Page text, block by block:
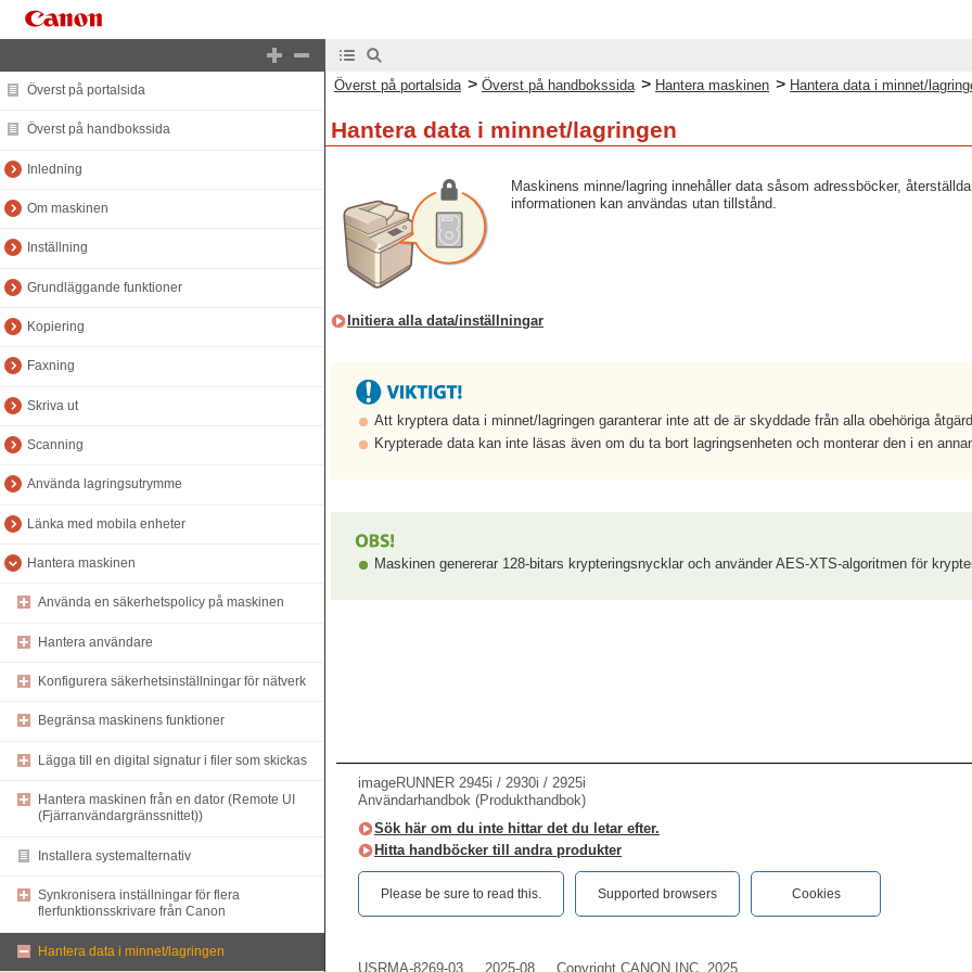
Överst på portalsida
Överst på handbokssida
Inledning
Om maskinen
Inställning
Grundläggande funktioner
Kopiering
Faxning
Skriva ut
Scanning
Använda lagringsutrymme
Länka med mobila enheter
Hantera maskinen
Använda en säkerhetspolicy på maskinen
Hantera användare
Konfigurera säkerhetsinställningar för nätverk
Begränsa maskinens funktioner
Lägga till en digital signatur i filer som skickas
Hantera maskinen från en dator (Remote UI
(Fjärranvändargränssnittet))
Installera systemalternativ
Synkronisera inställningar för flera
flerfunktionsskrivare från Canon
Hantera data i minnet/lagringen
Överst på portalsida > Överst på handbokssida > Hantera maskinen > Hantera data i minnet/
Hantera data i minnet/lagringen
Maskinens minne/lagring innehåller data såsom adressböcker,
informationen kan användas utan tillstånd.
Initiera alla data/inställningar
Att kryptera data i minnet/lagringen garanterar inte att de är skyddade från alla obehöriga
Krypterade data kan inte läsas även om du ta bort lagringsenheten och monterar den i en
Maskinen genererar 128-bitars krypteringsnycklar och använder AES-XTS-algoritmen för
imageRUNNER 2945i / 2930i / 2925i
Användarhandbok (Produkthandbok)
Sök här om du inte hittar det du letar efter.
Hitta handböcker till andra produkter
Please be sure to read this.‎ Supported browsers Cookies
USRMA-8269-03 2025-08 Copyright CANON INC. 2025